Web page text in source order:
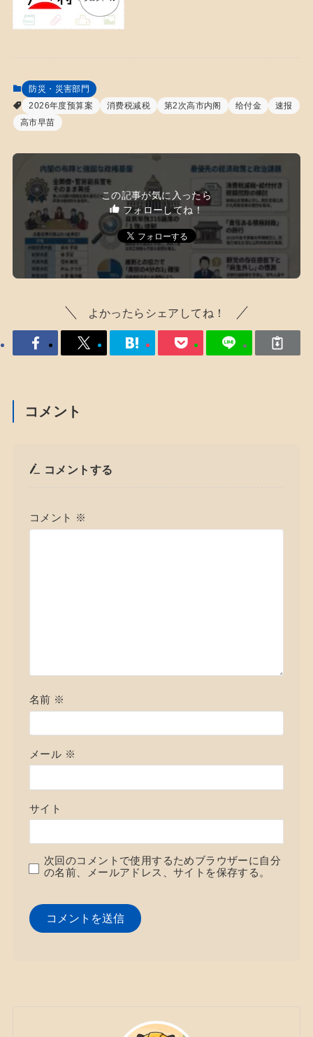
防災・災害部門
2026年度预算案
消费税减税 第2次高市内阁 给付金
速报
高市早苗
この記事が気に入ったら
フォローしてね！
よかったらシェアしてね！
コメント
コメントする
コメント ※
名前 ※
メール ※
サイト
次回のコメントで使用するためブラウザーに自分
の名前、メールアドレス、サイトを保存する。